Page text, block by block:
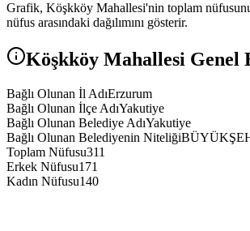
Grafik, Köşkköy Mahallesi'nin toplam
nüfus arasındaki dağılımını gösterir.
Köşkköy Mahallesi Genel
Bağlı Olunan İl AdıErzurum
Bağlı Olunan İlçe AdıYakutiye
Bağlı Olunan Belediye AdıYakutiye
Bağlı Olunan Belediyenin Niteliği
Toplam Nüfusu311
Erkek Nüfusu171
Kadın Nüfusu140